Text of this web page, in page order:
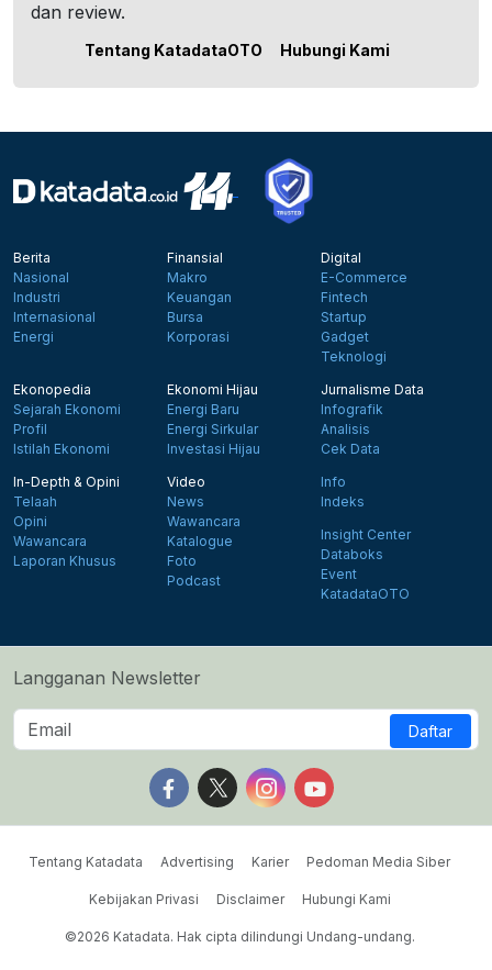
dan review.
Tentang KatadataOTO Hubungi Kami
Berita
Nasional
Industri
Internasional
Energi
Finansial
Makro
Keuangan
Bursa
Korporasi
Digital
E-Commerce
Fintech
Startup
Gadget
Teknologi
Ekonopedia
Sejarah Ekonomi
Profil
Istilah Ekonomi
Ekonomi Hijau
Energi Baru
Energi Sirkular
Investasi Hijau
Jurnalisme Data
Infografik
Analisis
Cek Data
In-Depth & Opini
Telaah
Opini
Wawancara
Laporan Khusus
Video
News
Wawancara
Katalogue
Foto
Podcast
Info
Indeks
Insight Center
Databoks
Event
KatadataOTO
Langganan Newsletter
Daftar
Follow us on Facebook
Follow us on X
Follow us on Instagram
Follow us on
Tentang Katadata Advertising Karier Pedoman Media Siber
Kebijakan Privasi Disclaimer Hubungi Kami
©2026 Katadata. Hak cipta dilindungi Undang-undang.